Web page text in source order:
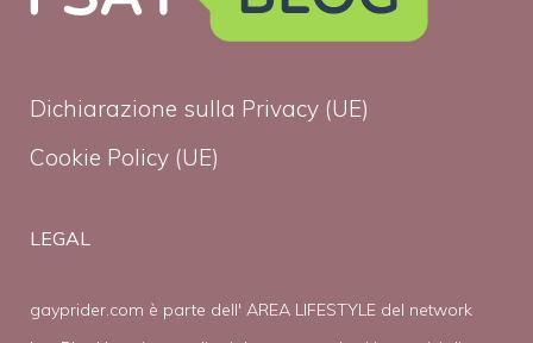
Dichiarazione sulla Privacy (UE)
Cookie Policy (UE)
LEGAL
gayprider.com è parte dell' AREA LIFESTYLE del network